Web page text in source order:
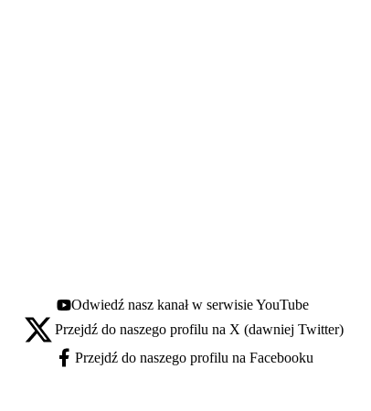
Youtube - otwiera się w nowej karcie
Odwiedź nasz kanał w serwisie YouTube
X - otwiera się w nowej karcie
Przejdź do naszego profilu na X (dawniej Twitter)
Facebook - otwiera się w nowej karcie
Przejdź do naszego profilu na Facebooku